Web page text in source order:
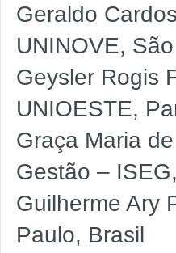
Geraldo
UNINOVE,
Geysler Rogis
UNIOESTE,
Graça Maria
Gestão –
Guilherme Ary
Paulo, Brasil